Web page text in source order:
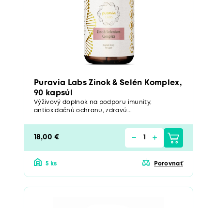
Puravia Labs Zinok & Selén Komplex,
90 kapsúl
Výživový doplnok na podporu imunity,
antioxidačnú ochranu, zdravú...
18,00 €
5 ks Porovnať